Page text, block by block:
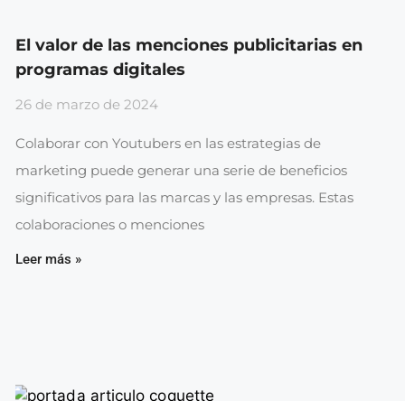
El valor de las menciones publicitarias en
programas digitales
26 de marzo de 2024
Colaborar con Youtubers en las estrategias de
marketing puede generar una serie de beneficios
significativos para las marcas y las empresas. Estas
colaboraciones o menciones
Leer más »